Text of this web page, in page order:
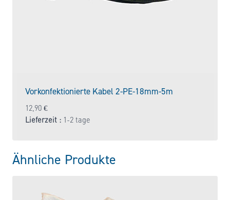
Vorkonfektionierte Kabel 2-PE-18mm-5m
12,90 €
Lieferzeit : 1-2 tage
Ähnliche Produkte